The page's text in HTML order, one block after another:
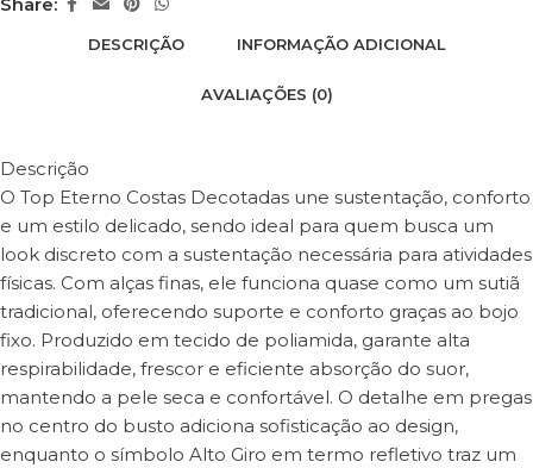
DESCRIÇÃO INFORMAÇÃO ADICIONAL
AVALIAÇÕES (0)
Descrição
O Top Eterno Costas Decotadas une sustentação, conforto
e um estilo delicado, sendo ideal para quem busca um
look discreto com a sustentação necessária para atividades
físicas. Com alças finas, ele funciona quase como um sutiã
tradicional, oferecendo suporte e conforto graças ao bojo
fixo. Produzido em tecido de poliamida, garante alta
respirabilidade, frescor e eficiente absorção do suor,
mantendo a pele seca e confortável. O detalhe em pregas
no centro do busto adiciona sofisticação ao design,
enquanto o símbolo Alto Giro em termo refletivo traz um